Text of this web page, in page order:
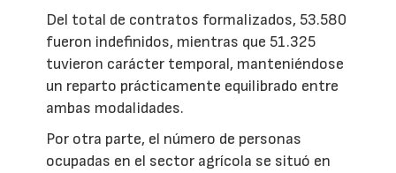
Del total de contratos formalizados, 53.580
fueron indefinidos, mientras que 51.325
tuvieron carácter temporal, manteniéndose
un reparto prácticamente equilibrado entre
ambas modalidades.
Por otra parte, el número de personas
ocupadas en el sector agrícola se situó en